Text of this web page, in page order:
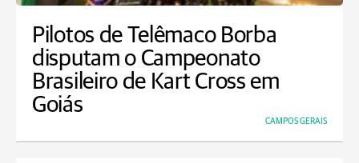
Pilotos de Telêmaco Borba
disputam o Campeonato
Brasileiro de Kart Cross em
Goiás
CAMPOS GERAIS